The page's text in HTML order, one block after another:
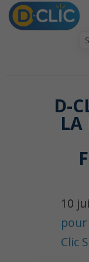
D-
LA
10
Clic